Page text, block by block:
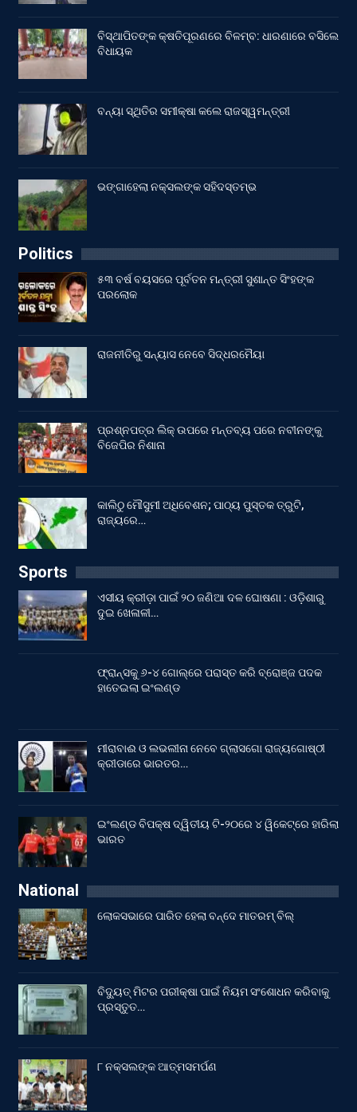
ବିସ୍ଥାପିତଙ୍କ କ୍ଷତିପୂରଣରେ ବିଳମ୍ବ: ଧାରଣାରେ ବସିଲେ
ବିଧାୟକ
ବନ୍ୟା ସ୍ଥିତିର ସମୀକ୍ଷା କଲେ ରାଜସ୍ୱମନ୍ତ୍ରୀ
ଭଙ୍ଗାହେଲା ନକ୍ସଲଙ୍କ ସହିଦସ୍ତମ୍ଭ
Politics
୫୩ ବର୍ଷ ବୟସରେ ପୂର୍ବତନ ମନ୍ତ୍ରୀ ସୁଶାନ୍ତ ସିଂହଙ୍କ
ପରଲୋକ
ରାଜନୀତିରୁ ସନ୍ୟାସ ନେବେ ସିଦ୍ଧରମୈୟା
ପ୍ରଶ୍ନପତ୍ର ଲିକ୍ ଉପରେ ମନ୍ତବ୍ୟ ପରେ ନବୀନଙ୍କୁ
ବିଜେପିର ନିଶାନା
କାଲିଠୁ ମୌସୁମୀ ଅଧିବେଶନ; ପାଠ୍ୟ ପୁସ୍ତକ ତ୍ରୁଟି,
ରାଜ୍ୟରେ…
Sports
ଏସୀୟ କ୍ରୀଡ଼ା ପାଇଁ ୨୦ ଜଣିଆ ଦଳ ଘୋଷଣା : ଓଡ଼ିଶାରୁ
ଦୁଇ ଖେଳାଳୀ…
ଫ୍ରାନ୍ସକୁ ୬-୪ ଗୋଲ୍‌ରେ ପରାସ୍ତ କରି ବ୍ରୋଞ୍ଜ ପଦକ
ହାତେଇଲା ଇଂଲଣ୍ଡ
ମୀରାବାଈ ଓ ଲଭଲୀନା ନେବେ ଗ୍ଲାସଗୋ ରାଜ୍ୟଗୋଷ୍ଠୀ
କ୍ରୀଡାରେ ଭାରତର…
ଇଂଲଣ୍ଡ ବିପକ୍ଷ ଦ୍ୱିତୀୟ ଟି-୨୦ରେ ୪ ୱିକେଟ୍‌ରେ ହାରିଲା
ଭାରତ
National
ଲୋକସଭାରେ ପାରିତ ହେଲା ବନ୍ଦେ ମାତରମ୍‌ ବିଲ୍‌
ବିଦ୍ୟୁତ୍ ମିଟର ପରୀକ୍ଷା ପାଇଁ ନିୟମ ସଂଶୋଧନ କରିବାକୁ
ପ୍ରସ୍ତୁତ…
୮ ନକ୍ସଲଙ୍କ ଆତ୍ମସମର୍ପଣ